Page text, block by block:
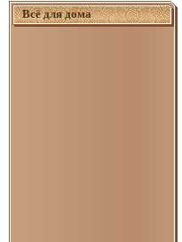
Всё для дома